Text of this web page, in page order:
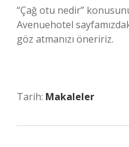
“Çağ otu nedir”
Avenuehotel
göz atmanızı öneririz.
Tarih: Makaleler